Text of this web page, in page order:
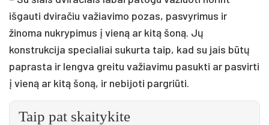
išgauti dviračiu važiavimo pozas, pasvyrimus ir
žinoma nukrypimus į vieną ar kitą šoną. Jų
konstrukcija specialiai sukurta taip, kad su jais būtų
paprasta ir lengva greitu važiavimu pasukti ar pasvirti
į vieną ar kitą šoną, ir nebijoti pargriūti.
Taip pat skaitykite